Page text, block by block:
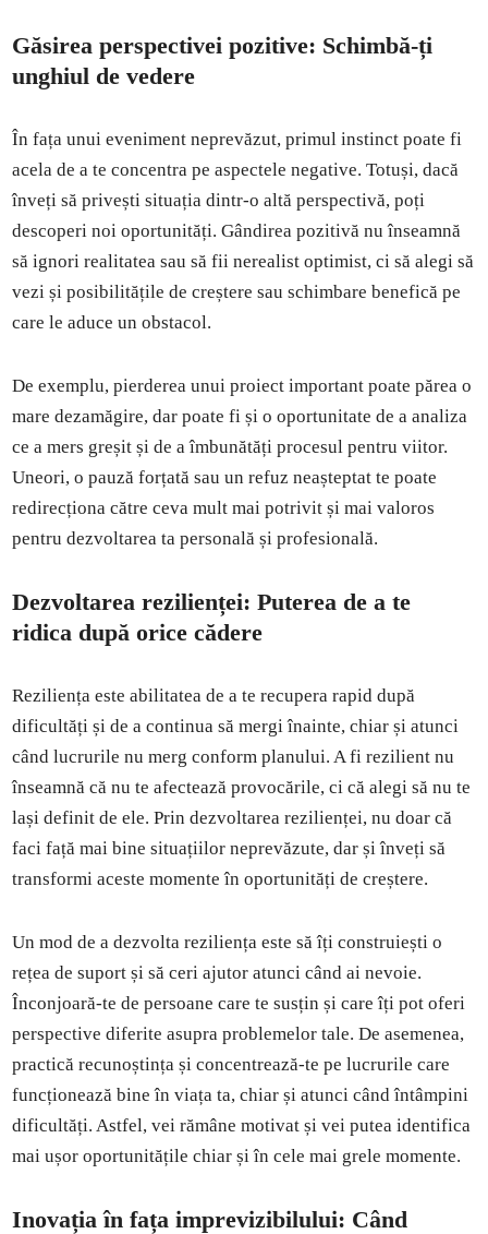
Găsirea perspectivei pozitive: Schimbă-ți
unghiul de vedere
În fața unui eveniment neprevăzut, primul instinct poate fi
acela de a te concentra pe aspectele negative. Totuși, dacă
înveți să privești situația dintr-o altă perspectivă, poți
descoperi noi oportunități. Gândirea pozitivă nu înseamnă
să ignori realitatea sau să fii nerealist optimist, ci să alegi să
vezi și posibilitățile de creștere sau schimbare benefică pe
care le aduce un obstacol.
De exemplu, pierderea unui proiect important poate părea o
mare dezamăgire, dar poate fi și o oportunitate de a analiza
ce a mers greșit și de a îmbunătăți procesul pentru viitor.
Uneori, o pauză forțată sau un refuz neașteptat te poate
redirecționa către ceva mult mai potrivit și mai valoros
pentru dezvoltarea ta personală și profesională.
Dezvoltarea rezilienței: Puterea de a te
ridica după orice cădere
Reziliența este abilitatea de a te recupera rapid după
dificultăți și de a continua să mergi înainte, chiar și atunci
când lucrurile nu merg conform planului. A fi rezilient nu
înseamnă că nu te afectează provocările, ci că alegi să nu te
lași definit de ele. Prin dezvoltarea rezilienței, nu doar că
faci față mai bine situațiilor neprevăzute, dar și înveți să
transformi aceste momente în oportunități de creștere.
Un mod de a dezvolta reziliența este să îți construiești o
rețea de suport și să ceri ajutor atunci când ai nevoie.
Înconjoară-te de persoane care te susțin și care îți pot oferi
perspective diferite asupra problemelor tale. De asemenea,
practică recunoștința și concentrează-te pe lucrurile care
funcționează bine în viața ta, chiar și atunci când întâmpini
dificultăți. Astfel, vei rămâne motivat și vei putea identifica
mai ușor oportunitățile chiar și în cele mai grele momente.
Inovația în fața imprevizibilului: Când